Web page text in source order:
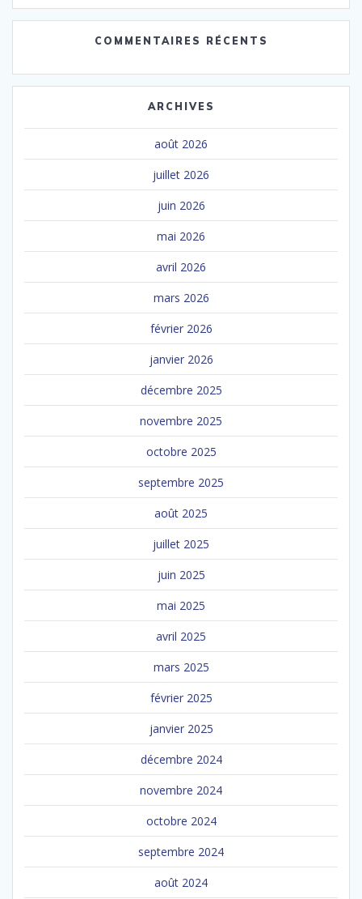
COMMENTAIRES RÉCENTS
ARCHIVES
août 2026
juillet 2026
juin 2026
mai 2026
avril 2026
mars 2026
février 2026
janvier 2026
décembre 2025
novembre 2025
octobre 2025
septembre 2025
août 2025
juillet 2025
juin 2025
mai 2025
avril 2025
mars 2025
février 2025
janvier 2025
décembre 2024
novembre 2024
octobre 2024
septembre 2024
août 2024